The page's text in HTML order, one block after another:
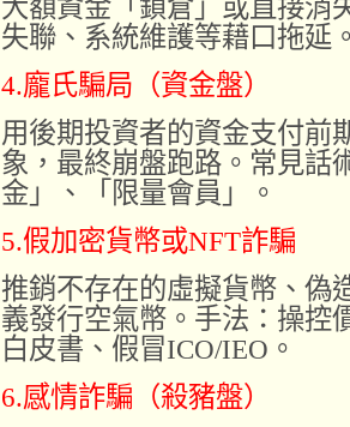
大額資金「鎖倉」或直接消
失聯、系統維護等藉口拖延
4.龐氏騙局（資金盤）
用後期投資者的資金支付前
象，最終崩盤跑路。常見話
金」、「限量會員」。
5.假加密貨幣或NFT詐騙
推銷不存在的虛擬貨幣、偽
義發行空氣幣。手法：操控
白皮書、假冒ICO/IEO。
6.感情詐騙（殺豬盤）